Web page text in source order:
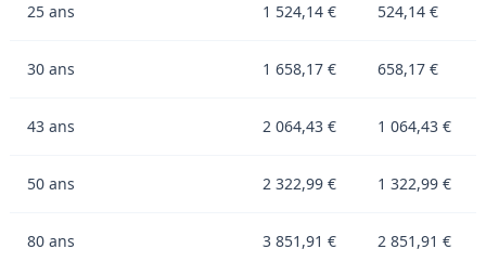
25 ans 1 524,14 € 524,14 €
30 ans 1 658,17 € 658,17 €
43 ans 2 064,43 € 1 064,43 €
50 ans 2 322,99 € 1 322,99 €
80 ans 3 851,91 € 2 851,91 €